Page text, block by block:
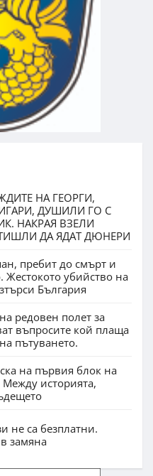
НА ГЕОРГИ,
ДУШИЛИ ГО С
НАКРАЯ ВЗЕЛИ
ДА ЯДАТ ДЮНЕРИ
пребит до смърт и
Жестокото убийство на
България
редовен полет за
въпросите кой плаща
пътуването.
на първия блок на
Между историята,
не са безплатни.
замяна